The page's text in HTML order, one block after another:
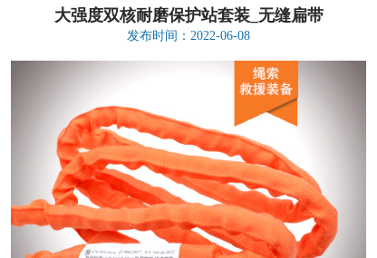
大强度双核耐磨保护站套装_无缝扁带
发布时间：2022-06-08